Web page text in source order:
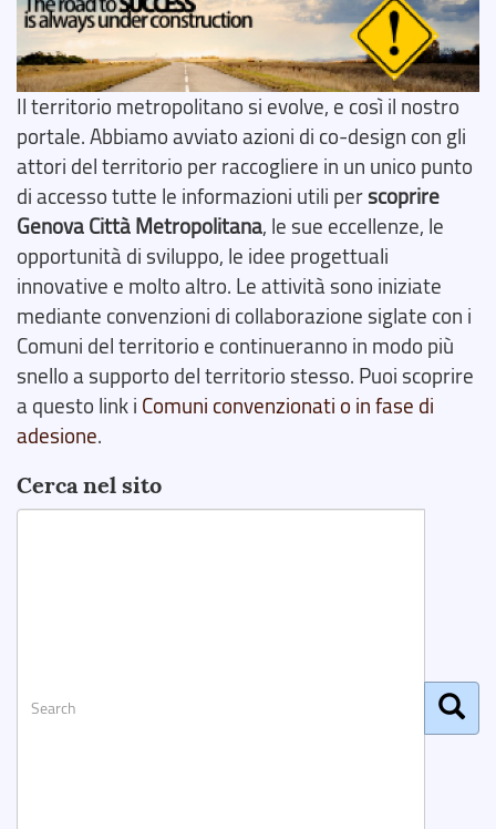
Il territorio metropolitano si evolve, e così il nostro
portale. Abbiamo avviato azioni di co-design con gli
attori del territorio per raccogliere in un unico punto
di accesso tutte le informazioni utili perscoprire
Genova Città Metropolitana, le sue eccellenze, le
opportunità di sviluppo, le idee progettuali
innovative e molto altro. Le attività sono iniziate
mediante convenzioni di collaborazione siglate con i
Comuni del territorio e continueranno in modo più
snello a supporto del territorio stesso. Puoi scoprire
a questo link i Comuni convenzionati o in fase di
adesione.
Cerca nel sito